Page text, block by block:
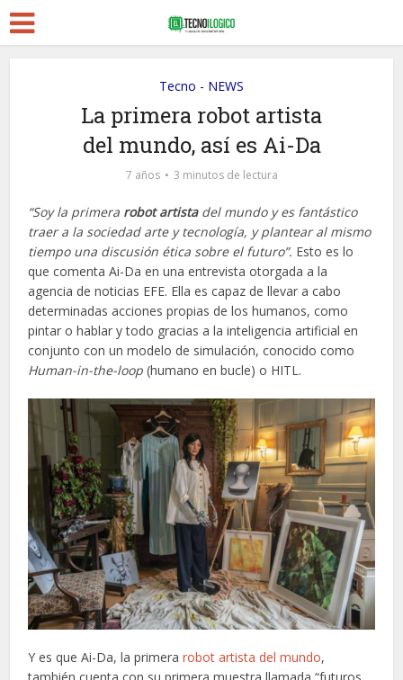
Tecno - NEWS
La primera robot artista
del mundo, así es Ai-Da
7 años 3 minutos de lectura
“Soy la primera robot artistadel mundo y es fantástico
traer a la sociedad arte y tecnología, y plantear al mismo
tiempo una discusión ética sobre el futuro”. Esto es lo
que comenta Ai-Da en una entrevista otorgada a la
agencia de noticias EFE. Ella es capaz de llevar a cabo
determinadas acciones propias de los humanos, como
pintar o hablar y todo gracias a la inteligencia artificial en
conjunto con un modelo de simulación, conocido como
Human-in-the-loop (humano en bucle) o HITL.
Y es que Ai-Da, la primerarobot artista del mundo,